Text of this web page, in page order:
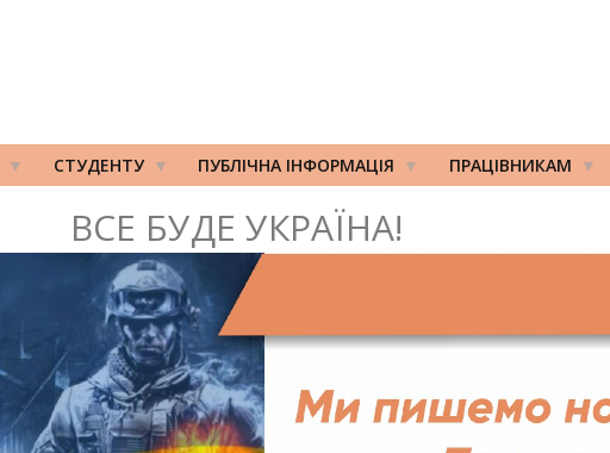
СТУДЕНТУ ПУБЛІЧНА ІНФОРМАЦІЯ ПРАЦІВНИКАМ
ВСЕ БУДЕ УКРАЇНА!